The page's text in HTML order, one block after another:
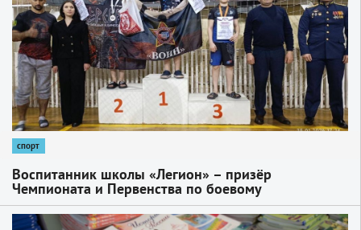
спорт
Воспитанник школы «Легион» – призёр
Чемпионата и Первенства по боевому
единоборству
1